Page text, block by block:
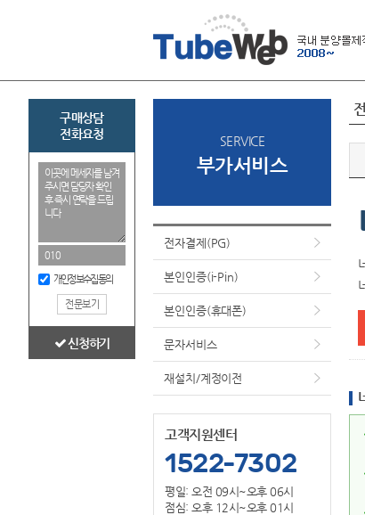
구매상담
전화요청
개인정보수집동의
전문보기
신청하기
SERVICE
부가서비스
전자결제(PG)
본인인증(i-Pin)
본인인증(휴대폰)
문자서비스
재설치/계정이전
고객지원센터
1522-7302
평일: 오전 09시~오후 06시
점심: 오후 12시~오후 01시